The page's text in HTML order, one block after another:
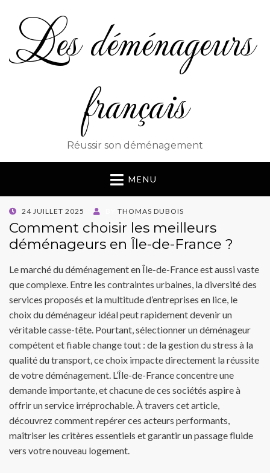
Les déménageurs
français
Réussir son déménagement
MENU
POSTED
ON
24 JUILLET 2025 THOMAS DUBOIS
Comment choisir les meilleurs
déménageurs en Île-de-France ?
Le marché du déménagement en Île-de-France est aussi vaste
que complexe. Entre les contraintes urbaines, la diversité des
services proposés et la multitude d’entreprises en lice, le
choix du déménageur idéal peut rapidement devenir un
véritable casse-tête. Pourtant, sélectionner un déménageur
compétent et fiable change tout : de la gestion du stress à la
qualité du transport, ce choix impacte directement la réussite
de votre déménagement. L’Île-de-France concentre une
demande importante, et chacune de ces sociétés aspire à
offrir un service irréprochable. À travers cet article,
découvrez comment repérer ces acteurs performants,
maîtriser les critères essentiels et garantir un passage fluide
vers votre nouveau logement.